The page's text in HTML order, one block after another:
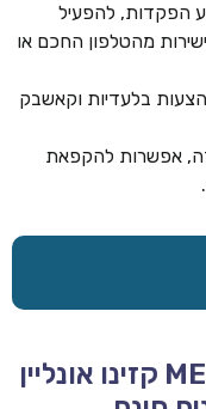
הפקדות, להפעיל
מהטלפון החכם או
בלעדיות וקאשבק
אפשרות להקפאת
MEGAPARI CASINO – 2026 קזינו אונליין